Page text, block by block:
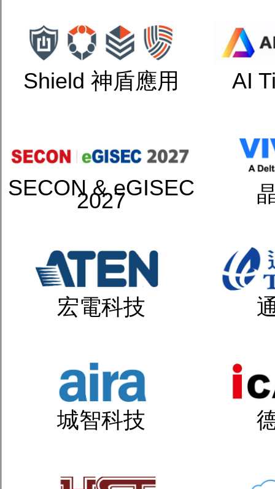
Shield 神盾應用 AI
SECON & eGISEC
2027
宏電科技
城智科技